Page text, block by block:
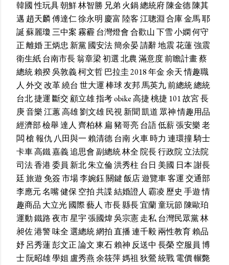
韓國性玩具朝鮮林智勝 兄弟 火鍋總統府陳金德陳其
邁 趙天麟傅達仁徐永明 慶富 陸客江聰淵合庫金馬耶
誕蘇麗瓊三中案霧霾 台灣燈會合歡山下雪小嫻何守
正離婚王炳忠 新黨國安法簡余晏請辭地震花蓮強震
衛生紙台南市長翁章梁初選北農滿意度前瞻計畫蔡
總統賴揆吳敦義柯文哲巴拉圭2018年金余天情趣職
人 外交改革繞台 世大運棒球友邦馬英九前總統總統
台北捷運斷交 顧立雄指考obike高捷桃捷 101故宮長
庚音樂江蕙高雄劉文雄民視新聞凱道 眾神情趣用品
經濟部檢舉達人 齊柏林 扁豬哥亮台語低薪張安樂老
闆槍報仇 八田與一賴清德台南火車時力 連環撞騎士
卡車高鐵嘉義追思會副總統林全院長行政院立法院
司法香港委員 新北朱立倫洪秀柱 台日 美國 日本謝長
廷旅遊 免簽市場李婉鈺關鍵飯店遊覽車客運交通部
李應元名嘴健保空拍共諜結婚證人 霸凌 歷史 手遊情
趣商品 大立光國際藝人 市長縣長宜蘭童玩節陳歐珀
運動鐵路夜市星宇張國煒吳宗憲走私台灣民眾黨林
昶佐港警味全選總統網拍直播連千毅兩性教育賴品
妤呂秀蓮彭文正論文東石賴神 反送中 長榮空服員 博
士阮昭雄學姐 盧秀燕余筱萍媽祖 狄鶯統戰電價輾斃